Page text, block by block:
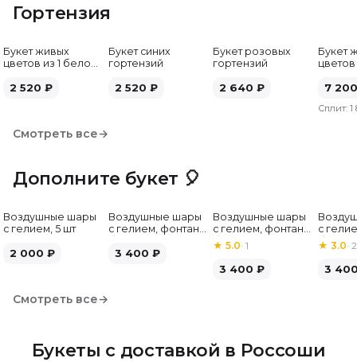
Гортензия
Букет живых
цветов из 1 белой
2 520 ₽
Букет синих
гортензий
2 520 ₽
Букет розовых
гортензий
2 640 ₽
Букет
7 200
Сплит: 1
Смотреть все→
Дополните букет 🎈
Воздушные шары
с гелием, 5 шт
2 000 ₽
Воздушные шары
с гелием, фонтан,
шт
3 400 ₽
Воздушные шары
с гелием, фонтан,
бело-розовые, 7
шт
★5.0·1
3 400 ₽
с
бело-
★ 3.0· 2
3
Смотреть все→
Букеты с доставкой в Россоши